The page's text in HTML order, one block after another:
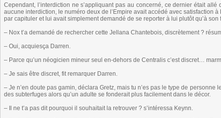
Cependant, l’interdiction ne s’appliquant pas au concerné, ce dernier était
aucune interdiction, le numéro deux de l’Empire avait accédé avec satisfaction
par capituler et lui avait simplement demandé de se reporter à lui plutôt qu’à son
– Nox t’a demandé de rechercher cette Jellana Chantebois, discrètement ?
– Oui, acquiesça Darren.
– Parce qu’un néogicien mineur seul en-dehors de Centralis c’est discret…
– Je sais être discret, fit remarquer Darren.
– Je n’en doute pas gamin, déclara Gretz, mais tu n’es pas le type de
des subterfuges alors qu’un adulte se fonderait plus facilement dans le décor.
– Il ne t’a pas dit pourquoi il souhaitait la retrouver ? s’intéressa Keynn.